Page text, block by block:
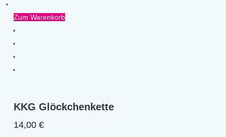
Zum Warenkorb
KKG Glöckchenkette
14,00€